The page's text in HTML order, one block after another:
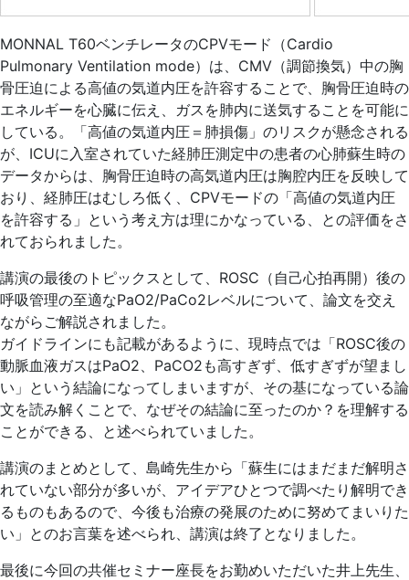
MONNAL T60ベンチレータのCPVモード（Cardio
Pulmonary Ventilation mode）は、CMV（調節換気）中の胸
骨圧迫による高値の気道内圧を許容することで、胸骨圧迫時の
エネルギーを心臓に伝え、ガスを肺内に送気することを可能に
している。「高値の気道内圧＝肺損傷」のリスクが懸念される
が、ICUに入室されていた経肺圧測定中の患者の心肺蘇生時の
データからは、胸骨圧迫時の高気道内圧は胸腔内圧を反映して
おり、経肺圧はむしろ低く、CPVモードの「高値の気道内圧
を許容する」という考え方は理にかなっている、との評価をさ
れておられました。
講演の最後のトピックスとして、ROSC（自己心拍再開）後の
呼吸管理の至適なPaO2/PaCo2レベルについて、論文を交え
ながらご解説されました。
ガイドラインにも記載があるように、現時点では「ROSC後の
動脈血液ガスはPaO2 、PaCO2 も高すぎず、低すぎずが望まし
い」という結論になってしまいますが、その基になっている論
文を読み解くことで、なぜその結論に至ったのか？を理解する
ことができる、と述べられていました。
講演のまとめとして、島崎先生から「蘇生にはまだまだ解明さ
れていない部分が多いが、アイデアひとつで調べたり解明でき
るものもあるので、今後も治療の発展のために努めてまいりた
い」とのお言葉を述べられ、講演は終了となりました。
最後に今回の共催セミナー座長をお勤めいただいた井上先生、